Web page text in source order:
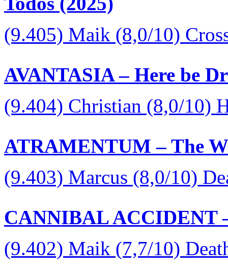
(9.405) Maik (8,0/10)
AVANTASIA – Here be
(9.404) Christian (8,0/10)
ATRAMENTUM – The
(9.403) Marcus (8,0/10)
CANNIBAL ACCIDENT
(9.402) Maik (7,7/10)